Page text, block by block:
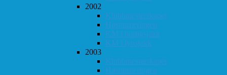
2002
Klubbmesterskapet
Høstturneringen
KM i hurtigsjakk
KM i lynsjakk
2003
Klubbmesterskapet
Høstturneringen